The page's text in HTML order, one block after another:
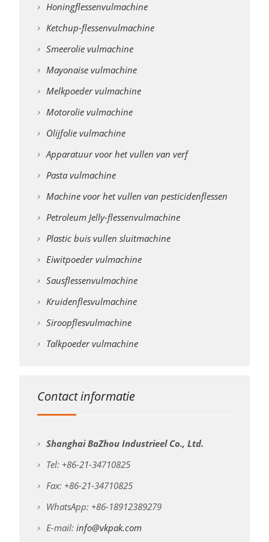
Honingflessenvulmachine
Ketchup-flessenvulmachine
Smeerolie vulmachine
Mayonaise vulmachine
Melkpoeder vulmachine
Motorolie vulmachine
Olijfolie vulmachine
Apparatuur voor het vullen van verf
Pasta vulmachine
Machine voor het vullen van pesticidenflessen
Petroleum Jelly-flessenvulmachine
Plastic buis vullen sluitmachine
Eiwitpoeder vulmachine
Sausflessenvulmachine
Kruidenflesvulmachine
Siroopflesvulmachine
Talkpoeder vulmachine
Contact informatie
Shanghai BaZhou Industrieel Co., Ltd.
Tel: +86-21-34710825
Fax: +86-21-34710825
WhatsApp: +86-18912389279
E-mail: info@vkpak.com